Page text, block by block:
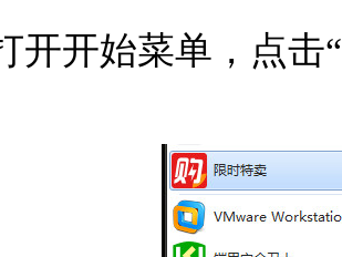
开始菜单，点击“